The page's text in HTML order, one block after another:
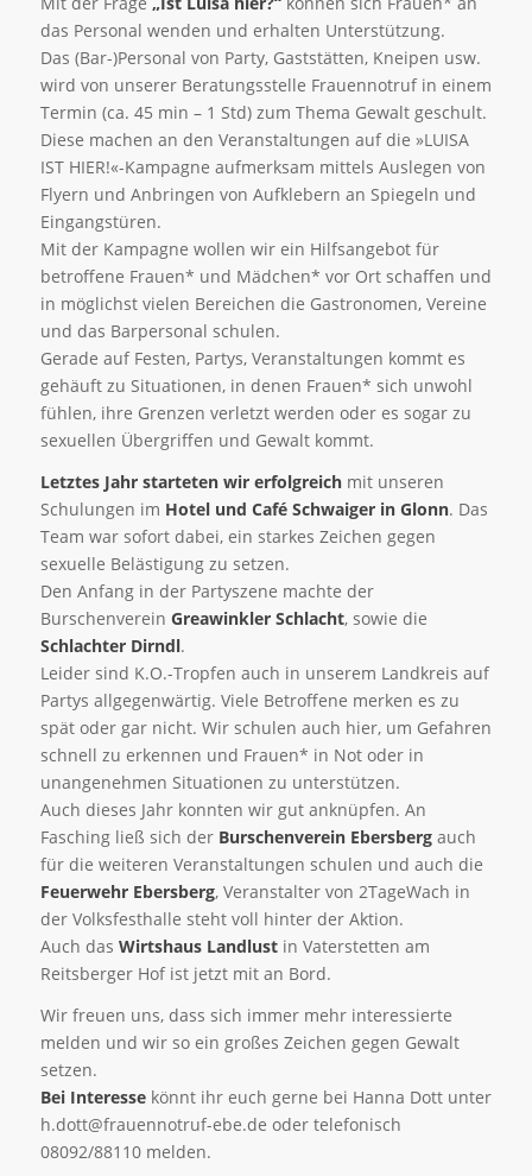
das Personal wenden und erhalten Unterstützung.
Das (Bar-)Personal von Party, Gaststätten, Kneipen usw.
wird von unserer Beratungsstelle Frauennotruf in einem
Termin (ca. 45 min – 1 Std) zum Thema Gewalt geschult.
Diese machen an den Veranstaltungen auf die »LUISA
IST HIER!«-Kampagne aufmerksam mittels Auslegen von
Flyern und Anbringen von Aufklebern an Spiegeln und
Eingangstüren.
Mit der Kampagne wollen wir ein Hilfsangebot für
betroffene Frauen* und Mädchen* vor Ort schaffen und
in möglichst vielen Bereichen die Gastronomen, Vereine
und das Barpersonal schulen.
Gerade auf Festen, Partys, Veranstaltungen kommt es
gehäuft zu Situationen, in denen Frauen* sich unwohl
fühlen, ihre Grenzen verletzt werden oder es sogar zu
sexuellen Übergriffen und Gewalt kommt.
Letztes Jahr starteten wir erfolgreichmit unseren
Schulungen im Hotel und Café Schwaiger in Glonn. Das
Team war sofort dabei, ein starkes Zeichen gegen
sexuelle Belästigung zu setzen.
Den Anfang in der Partyszene machte der
Burschenverein Greawinkler Schlacht, sowie die
Schlachter Dirndl.
Leider sind K.O.-Tropfen auch in unserem Landkreis auf
Partys allgegenwärtig. Viele Betroffene merken es zu
spät oder gar nicht. Wir schulen auch hier, um Gefahren
schnell zu erkennen und Frauen* in Not oder in
unangenehmen Situationen zu unterstützen.
Auch dieses Jahr konnten wir gut anknüpfen. An
Fasching ließ sich der Burschenverein Ebersbergauch
für die weiteren Veranstaltungen schulen und auch die
Feuerwehr Ebersberg, Veranstalter von 2TageWach in
der Volksfesthalle steht voll hinter der Aktion.
Auch das Wirtshaus Landlustin Vaterstetten am
Reitsberger Hof ist jetzt mit an Bord.
Wir freuen uns, dass sich immer mehr interessierte
melden und wir so ein großes Zeichen gegen Gewalt
setzen.
Bei Interessekönnt ihr euch gerne bei Hanna Dott unter
h.dott@frauennotruf-ebe.de oder telefonisch
08092/88110 melden.